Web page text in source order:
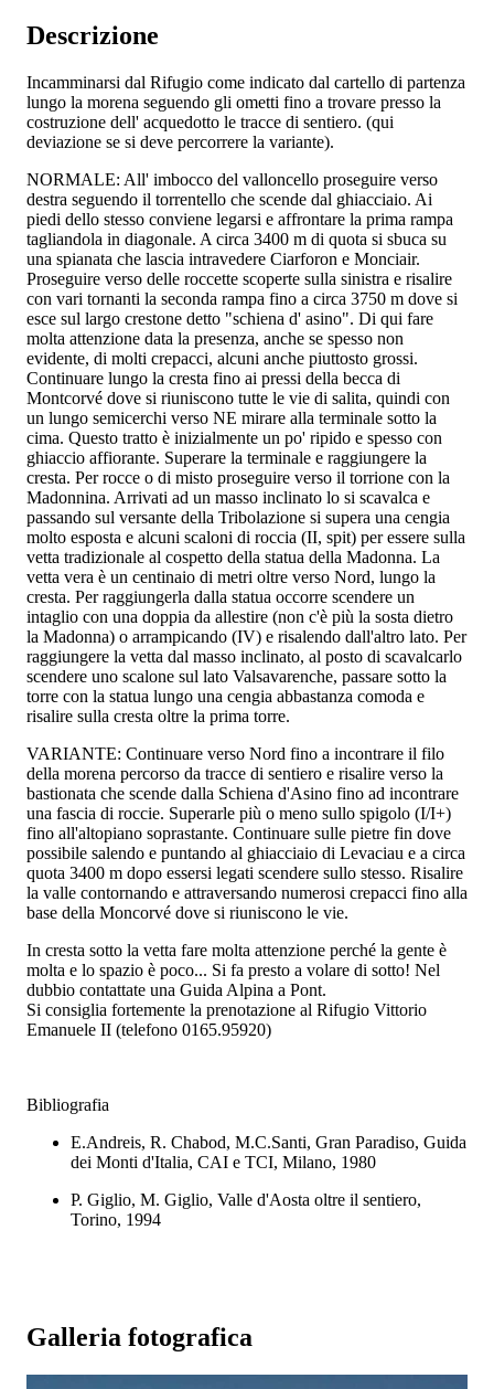
Descrizione
Incamminarsi dal Rifugio come indicato dal cartello di partenza
lungo la morena seguendo gli ometti fino a trovare presso la
costruzione dell' acquedotto le tracce di sentiero. (qui
deviazione se si deve percorrere la variante).
NORMALE: All' imbocco del valloncello proseguire verso
destra seguendo il torrentello che scende dal ghiacciaio. Ai
piedi dello stesso conviene legarsi e affrontare la prima rampa
tagliandola in diagonale. A circa 3400 m di quota si sbuca su
una spianata che lascia intravedere Ciarforon e Monciair.
Proseguire verso delle roccette scoperte sulla sinistra e risalire
con vari tornanti la seconda rampa fino a circa 3750 m dove si
esce sul largo crestone detto "schiena d' asino". Di qui fare
molta attenzione data la presenza, anche se spesso non
evidente, di molti crepacci, alcuni anche piuttosto grossi.
Continuare lungo la cresta fino ai pressi della becca di
Montcorvé dove si riuniscono tutte le vie di salita, quindi con
un lungo semicerchi verso NE mirare alla terminale sotto la
cima. Questo tratto è inizialmente un po' ripido e spesso con
ghiaccio affiorante. Superare la terminale e raggiungere la
cresta. Per rocce o di misto proseguire verso il torrione con la
Madonnina. Arrivati ad un masso inclinato lo si scavalca e
passando sul versante della Tribolazione si supera una cengia
molto esposta e alcuni scaloni di roccia (II, spit) per essere sulla
vetta tradizionale al cospetto della statua della Madonna. La
vetta vera è un centinaio di metri oltre verso Nord, lungo la
cresta. Per raggiungerla dalla statua occorre scendere un
intaglio con una doppia da allestire (non c'è più la sosta dietro
la Madonna) o arrampicando (IV) e risalendo dall'altro lato. Per
raggiungere la vetta dal masso inclinato, al posto di scavalcarlo
scendere uno scalone sul lato Valsavarenche, passare sotto la
torre con la statua lungo una cengia abbastanza comoda e
risalire sulla cresta oltre la prima torre.
VARIANTE: Continuare verso Nord fino a incontrare il filo
della morena percorso da tracce di sentiero e risalire verso la
bastionata che scende dalla Schiena d'Asino fino ad incontrare
una fascia di roccie. Superarle più o meno sullo spigolo (I/I+)
fino all'altopiano soprastante. Continuare sulle pietre fin dove
possibile salendo e puntando al ghiacciaio di Levaciau e a circa
quota 3400 m dopo essersi legati scendere sullo stesso. Risalire
la valle contornando e attraversando numerosi crepacci fino alla
base della Moncorvé dove si riuniscono le vie.
In cresta sotto la vetta fare molta attenzione perché la gente è
molta e lo spazio è poco... Si fa presto a volare di sotto! Nel
dubbio contattate una Guida Alpina a Pont.
Si consiglia fortemente la prenotazione al Rifugio Vittorio
Emanuele II (telefono 0165.95920)
Bibliografia
E.Andreis, R. Chabod, M.C.Santi, Gran Paradiso, Guida
dei Monti d'Italia, CAI e TCI, Milano, 1980
P. Giglio, M. Giglio, Valle d'Aosta oltre il sentiero,
Torino, 1994
Galleria fotografica